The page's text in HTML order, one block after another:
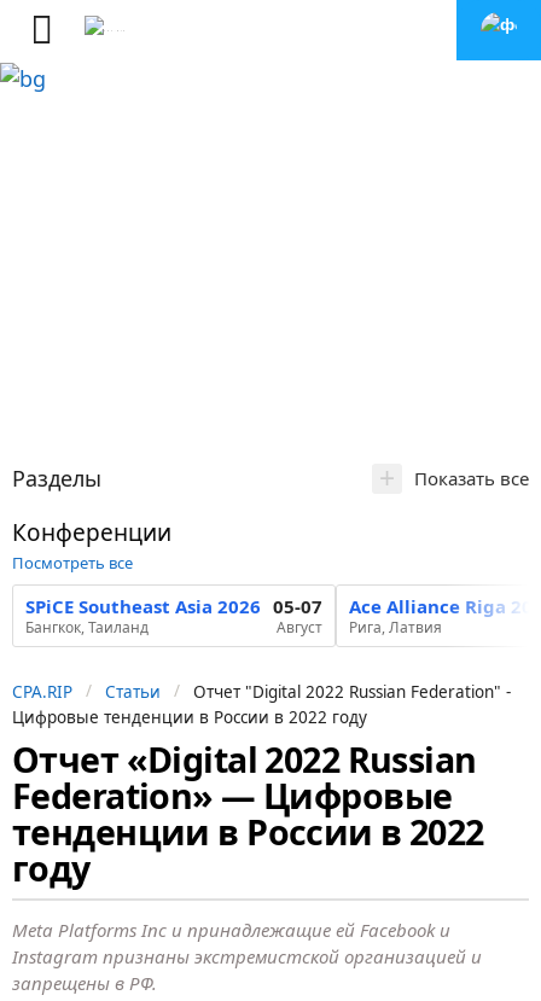
Разделы + Показать все
Конференции
Посмотреть все
SPiCE Southeast Asia 2026
Бангкок, Таиланд
05-07
Август
Ace Alliance Riga
Рига, Латвия
CPA.RIP Статьи
Отчет "Digital 2022 Russian Federation" -
Цифровые тенденции в России в 2022 году
4
г
о
д
а
н
а
з
Отчет «Digital 2022 Russian
Federation» — Цифровые
тенденции в России в 2022
году
Meta Platforms Inc и принадлежащие ей Facebook и
Instagram признаны экстремистской организацией и
запрещены в РФ.